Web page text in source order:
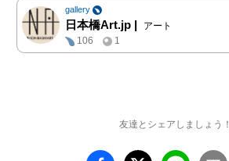
おやすみなさい、良い夢
を。
制作しております。
き、一貫した哲学のもと
gallery
日本橋Art.jp |
アート
106
1
友達とシェアしましょう！